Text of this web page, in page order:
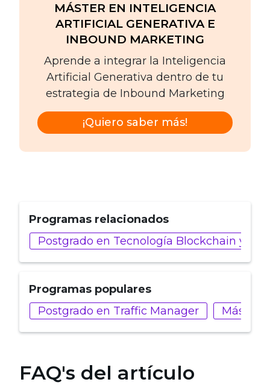
MÁSTER EN INTELIGENCIA
ARTIFICIAL GENERATIVA E
INBOUND MARKETING
Aprende a integrar la Inteligencia
Artificial Generativa dentro de tu
estrategia de Inbound Marketing
¡Quiero saber más!
Programas relacionados
Postgrado en Tecnología Blockchain y
Programas populares
Postgrado en Traffic Manager
Máster
FAQ's del artículo